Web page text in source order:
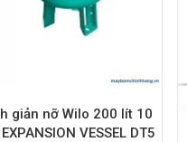
giản nỡ Wilo 200 lít 10
VESSEL DT5